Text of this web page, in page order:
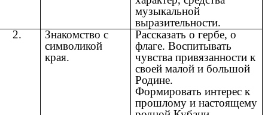
музыкальной
выразительности.
2.
Знакомство с
символикой
края.
Рассказать о гербе, о
флаге. Воспитывать
чувства привязанности к
своей малой и большой
Родине.
Формировать интерес к
прошлому и настоящему